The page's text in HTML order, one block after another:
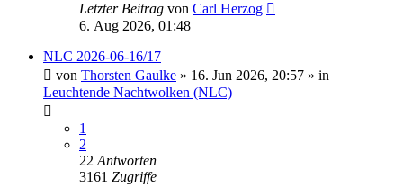
Letzter Beitrag von Carl Herzog
6. Aug 2026, 01:48
NLC 2026-06-16/17
von Thorsten Gaulke » 16. Jun 2026, 20:57 » in
Leuchtende Nachtwolken (NLC)
1
2
22 Antworten
3161 Zugriffe